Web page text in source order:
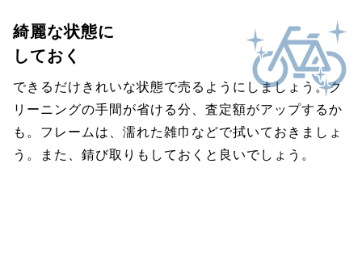
綺麗な状態に
しておく
できるだけきれいな状態で売るようにしましょう。ク
リーニングの手間が省ける分、査定額がアップするか
も。フレームは、濡れた雑巾などで拭いておきましょ
う。また、錆び取りもしておくと良いでしょう。